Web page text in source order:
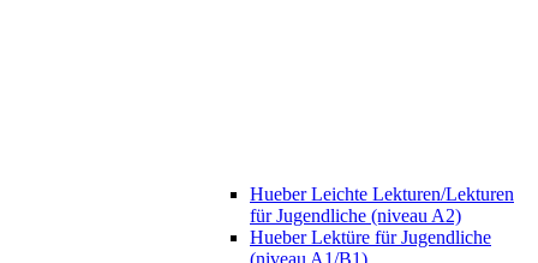
Hueber Leichte Lekturen/Lekturen
für Jugendliche (niveau A2)
Hueber Lektüre für Jugendliche